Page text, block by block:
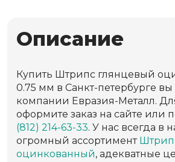
Описание
Купить Штрипс глянцевый
0.75 мм в Санкт-петербурге
компании Евразия-Металл.
оформите заказ на сайте или
(812) 214-63-33. У нас всегда в
огромный ассортимент
оцинкованный, адекватные